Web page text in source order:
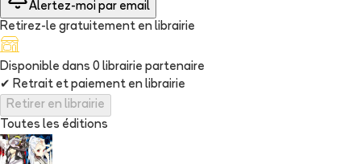
Alertez-moi par email
Retirez-le gratuitement en librairie
Disponible dans 0 librairie partenaire
✔ Retrait et paiement en librairie
Retirer en librairie
Toutes les éditions